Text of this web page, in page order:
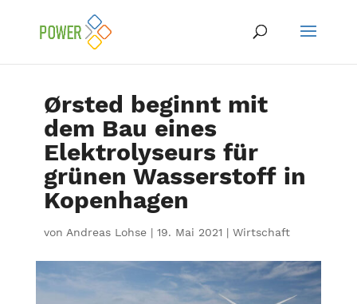
Ørsted beginnt mit
dem Bau eines
Elektrolyseurs für
grünen Wasserstoff in
Kopenhagen
von Andreas Lohse| 19. Mai 2021 | Wirtschaft